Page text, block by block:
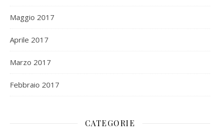
Maggio 2017
Aprile 2017
Marzo 2017
Febbraio 2017
CATEGORIE